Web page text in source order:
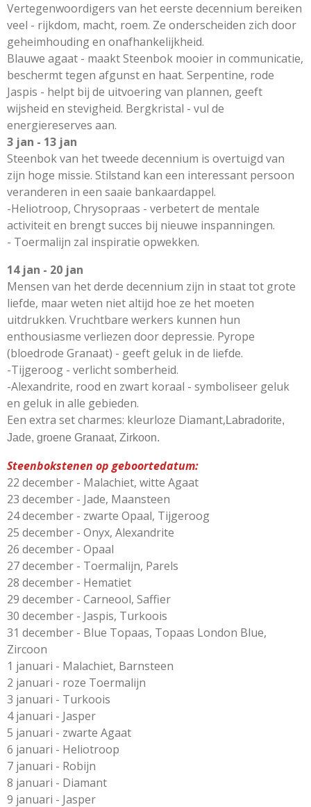
Vertegenwoordigers van het eerste decennium bereiken
veel - rijkdom, macht, roem. Ze onderscheiden zich door
geheimhouding en onafhankelijkheid.
Blauwe agaat - maakt Steenbok mooier in communicatie,
beschermt tegen afgunst en haat. Serpentine, rode
Jaspis - helpt bij de uitvoering van plannen, geeft
wijsheid en stevigheid. Bergkristal - vul de
energiereserves aan.
3 jan - 13 jan
Steenbok van het tweede decennium is overtuigd van
zijn hoge missie. Stilstand kan een interessant persoon
veranderen in een saaie bankaardappel.
-Heliotroop, Chrysopraas - verbetert de mentale
activiteit en brengt succes bij nieuwe inspanningen.
- Toermalijn zal inspiratie opwekken.
14 jan - 20 jan
Mensen van het derde decennium zijn in staat tot grote
liefde, maar weten niet altijd hoe ze het moeten
uitdrukken. Vruchtbare werkers kunnen hun
enthousiasme verliezen door depressie. Pyrope
(bloedrode Granaat) - geeft geluk in de liefde.
-Tijgeroog - verlicht somberheid.
-Alexandrite, rood en zwart koraal - symboliseer geluk
en geluk in alle gebieden.
Een extra set charmes: kleurloze Diamant, Labradorite,
Jade, groene Granaat, Zirkoon.
Steenbokstenen op geboortedatum:
22 december - Malachiet, witte Agaat
23 december - Jade, Maansteen
24 december - zwarte Opaal, Tijgeroog
25 december - Onyx, Alexandrite
26 december - Opaal
27 december - Toermalijn, Parels
28 december - Hematiet
29 december - Carneool, Saffier
30 december - Jaspis, Turkoois
31 december - Blue Topaas, Topaas London Blue,
Zircoon
1 januari - Malachiet, Barnsteen
2 januari - roze Toermalijn
3 januari - Turkoois
4 januari - Jasper
5 januari - zwarte Agaat
6 januari - Heliotroop
7 januari - Robijn
8 januari - Diamant
9 januari - Jasper